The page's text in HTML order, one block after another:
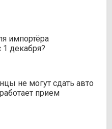
импортёра
1 декабря?
не могут сдать авто
прием